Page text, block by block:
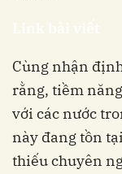
Cùng nhận
rằng, tiềm
với các nước
này đang tồn
thiếu chuyên